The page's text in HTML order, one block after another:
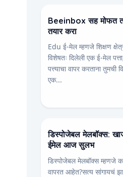
Beeinbox सह मोफत
तयार करा
Edu ई-मेल म्हणजे शिक्षण
विशेषतः दिलेली एक ई-मेल
पत्त्याचा वापर करताना तुमची
एक...
डिस्पोजेबल मेलबॉक्स:
ईमेल आज सुलभ
डिस्पोजेबल मेलबॉक्स म्हणजे
वापरत आहेत?सत्य सांगायचं